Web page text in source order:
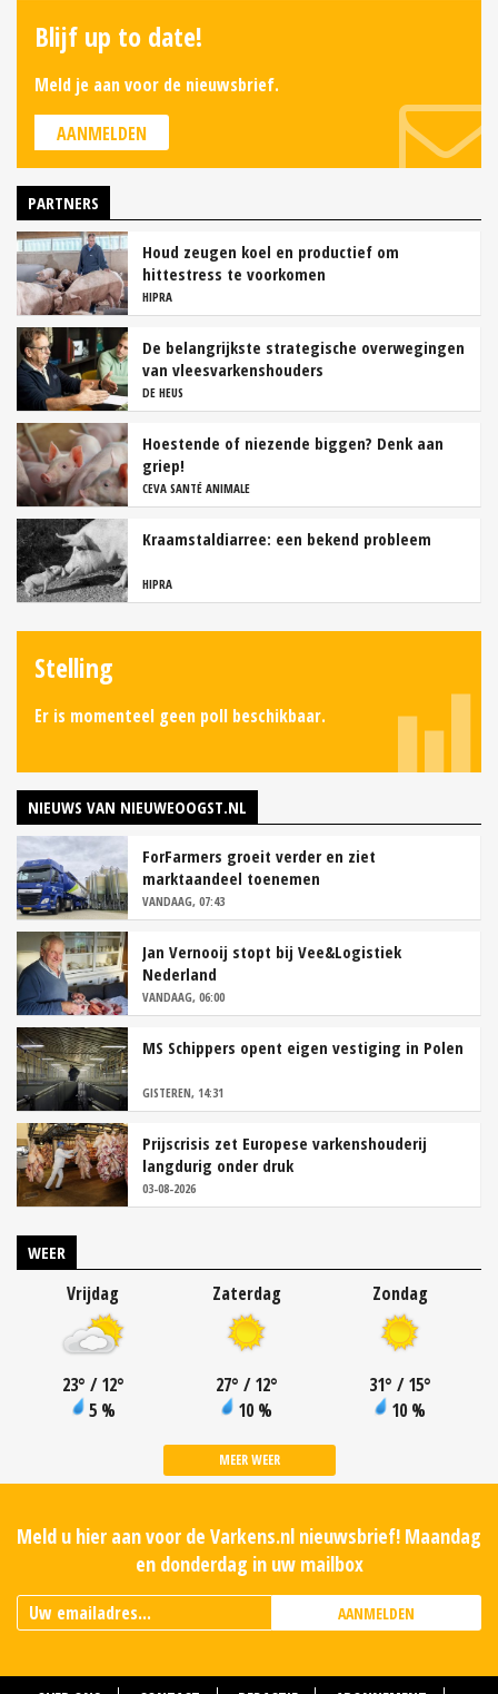
Blijf up to date!
Meld je aan voor de nieuwsbrief.
AANMELDEN
PARTNERS
Houd zeugen koel en productief om
hittestress te voorkomen
HIPRA
De belangrijkste strategische overwegingen
van vleesvarkenshouders
DE HEUS
Hoestende of niezende biggen? Denk aan
griep!
CEVA SANTÉ ANIMALE
Kraamstaldiarree: een bekend probleem
HIPRA
Stelling
Er is momenteel geen poll beschikbaar.
NIEUWS VAN NIEUWEOOGST.NL
ForFarmers groeit verder en ziet
marktaandeel toenemen
VANDAAG, 07:43
Jan Vernooij stopt bij Vee&Logistiek
Nederland
VANDAAG, 06:00
MS Schippers opent eigen vestiging in Polen
GISTEREN, 14:31
Prijscrisis zet Europese varkenshouderij
langdurig onder druk
03-08-2026
WEER
Vrijdag
23° / 12°
5 %
Zaterdag
27° / 12°
10 %
Zondag
31° / 15°
10 %
MEER WEER
Meld u hier aan voor de Varkens.nl nieuwsbrief! Maandag
en donderdag in uw mailbox
AANMELDEN